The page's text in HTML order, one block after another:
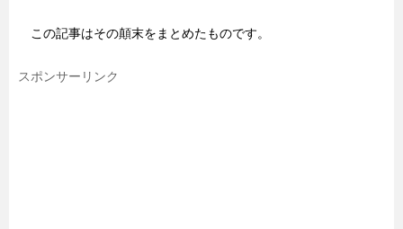
この記事はその顛末をまとめたものです。
スポンサーリンク